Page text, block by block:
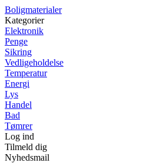
Boligmaterialer
Kategorier
Elektronik
Penge
Sikring
Vedligeholdelse
Temperatur
Energi
Lys
Handel
Bad
Tømrer
Log ind
Tilmeld dig
Nyhedsmail